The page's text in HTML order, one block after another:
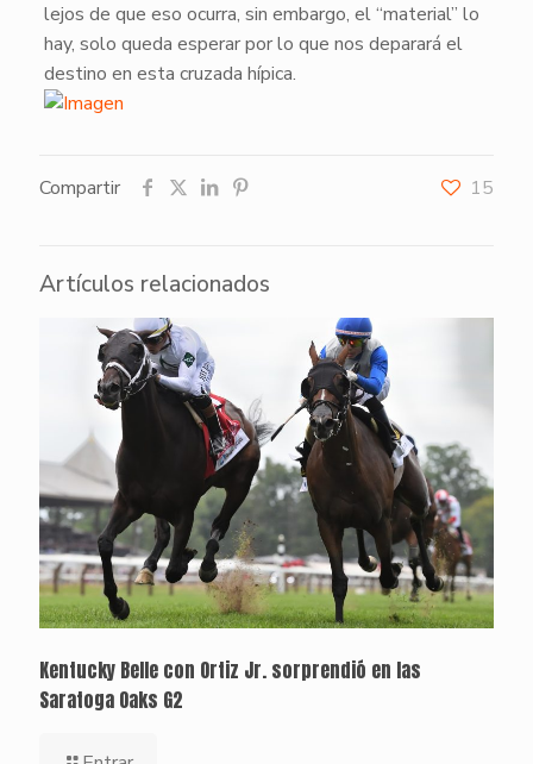
lejos de que eso ocurra, sin embargo, el “material” lo
hay, solo queda esperar por lo que nos deparará el
destino en esta cruzada hípica.
Compartir 15
Artículos relacionados
Kentucky Belle con Ortiz Jr. sorprendió en las
Saratoga Oaks G2